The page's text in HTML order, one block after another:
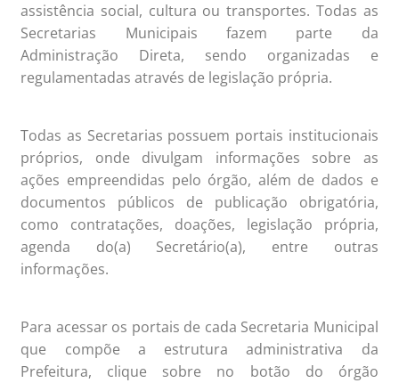
assistência social, cultura ou transportes. Todas as
Secretarias Municipais fazem parte da
Administração Direta, sendo organizadas e
regulamentadas através de legislação própria.
Todas as Secretarias possuem portais institucionais
próprios, onde divulgam informações sobre as
ações empreendidas pelo órgão, além de dados e
documentos públicos de publicação obrigatória,
como contratações, doações, legislação própria,
agenda do(a) Secretário(a), entre outras
informações.
Para acessar os portais de cada Secretaria Municipal
que compõe a estrutura administrativa da
Prefeitura, clique sobre no botão do órgão